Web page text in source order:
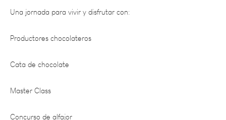
Productores chocolateros
Cata de chocolate
Master Class
Concurso de alfajor